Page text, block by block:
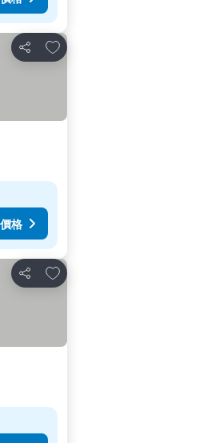
分享
加入我的最愛
格
分享
加入我的最愛